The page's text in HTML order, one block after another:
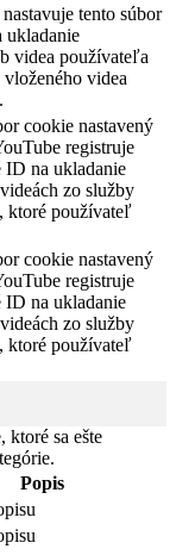
tento súbor
ukladanie
videa používateľa
videa
cookie nastavený
registruje
ID na ukladanie
zo služby
ktoré používateľ
cookie nastavený
registruje
ID na ukladanie
zo služby
ktoré používateľ
ktoré sa ešte
Popis